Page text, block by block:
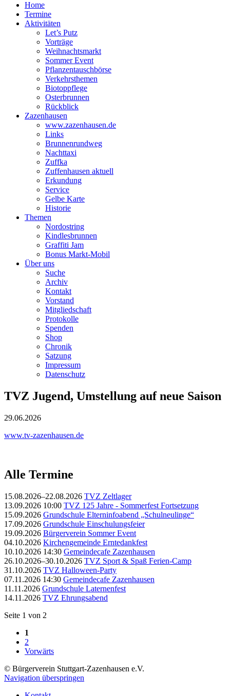
Home
Termine
Aktivitäten
Let’s Putz
Vorträge
Weihnachtsmarkt
Sommer Event
Pflanzentauschbörse
Verkehrsthemen
Biotoppflege
Osterbrunnen
Rückblick
Zazenhausen
www.zazenhausen.de
Links
Brunnenrundweg
Nachttaxi
Zuffka
Zuffenhausen aktuell
Erkundung
Service
Gelbe Karte
Historie
Themen
Nordostring
Kindlesbrunnen
Graffiti Jam
Bonus Markt-Mobil
Über uns
Suche
Archiv
Kontakt
Vorstand
Mitgliedschaft
Protokolle
Spenden
Shop
Chronik
Satzung
Impressum
Datenschutz
TVZ Jugend, Umstellung auf neue Saison
29.06.2026
www.tv-zazenhausen.de
Alle Termine
15.08.2026–22.08.2026 TVZ Zeltlager
13.09.2026 10:00 TVZ 125 Jahre - Sommerfest Fortsetzung
15.09.2026 Grundschule Elterninfoabend „Schulneulinge“
17.09.2026 Grundschule Einschulungsfeier
19.09.2026 Bürgerverein Sommer Event
04.10.2026 Kirchengemeinde Erntedankfest
10.10.2026 14:30 Gemeindecafe Zazenhausen
26.10.2026–30.10.2026 TVZ Sport & Spaß Ferien-Camp
31.10.2026 TVZ Halloween-Party
07.11.2026 14:30 Gemeindecafe Zazenhausen
11.11.2026 Grundschule Laternenfest
14.11.2026 TVZ Ehrungsabend
Seite 1 von 2
1
2
Vorwärts
© Bürgerverein Stuttgart-Zazenhausen e.V.
Navigation überspringen